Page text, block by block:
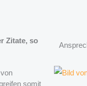
Zitate, so
somit